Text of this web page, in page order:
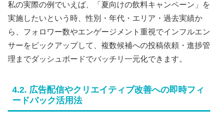
私の実際の例でいえば、「夏向けの飲料キャンペーン」を
実施したいという時、性別・年代・エリア・過去実績か
ら、フォロワー数やエンゲージメント重視でインフルエン
サーをピックアップして、複数候補への投稿依頼・進捗管
理までダッシュボードでバッチリ一元化できます。
4.2. 広告配信やクリエイティブ改善への即時フィ
ードバック活用法